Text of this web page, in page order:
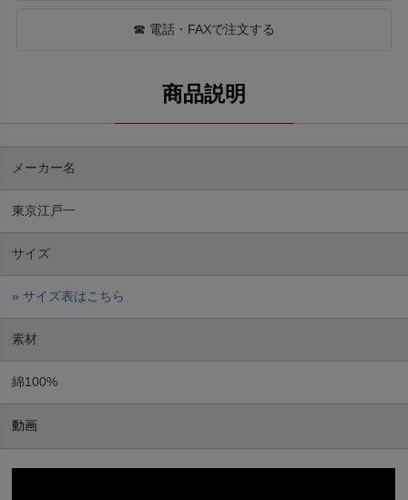
☎ 電話・FAXで注文する
メーカー名
東京江戸一
サイズ
» サイズ表はこちら
素材
綿100%